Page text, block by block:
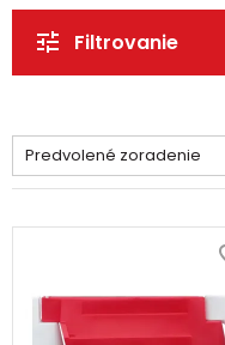
Filtrovanie
Predvolené zoradenie